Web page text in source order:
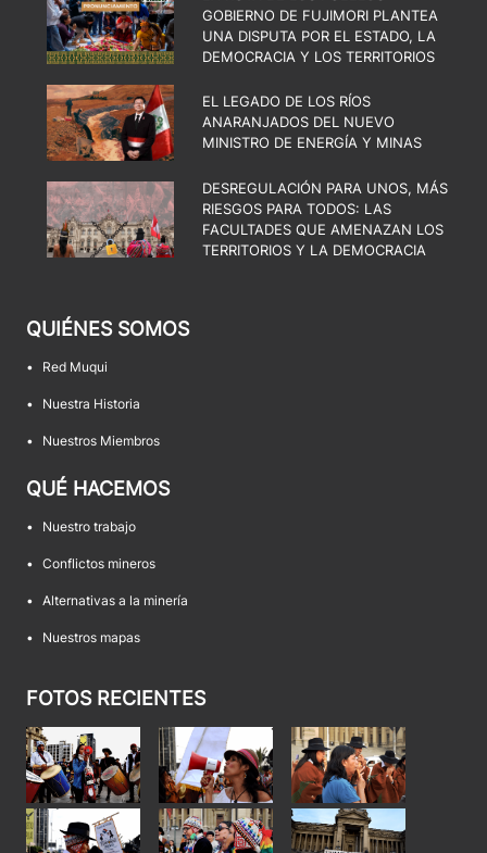
GOBIERNO DE FUJIMORI PLANTEA
UNA DISPUTA POR EL ESTADO, LA
DEMOCRACIA Y LOS TERRITORIOS
EL LEGADO DE LOS RÍOS
ANARANJADOS DEL NUEVO
MINISTRO DE ENERGÍA Y MINAS
DESREGULACIÓN PARA UNOS, MÁS
RIESGOS PARA TODOS: LAS
FACULTADES QUE AMENAZAN LOS
TERRITORIOS Y LA DEMOCRACIA
QUIÉNES SOMOS
• Red Muqui
• Nuestra Historia
• Nuestros Miembros
QUÉ HACEMOS
• Nuestro trabajo
• Conflictos mineros
• Alternativas a la minería
• Nuestros mapas
FOTOS RECIENTES